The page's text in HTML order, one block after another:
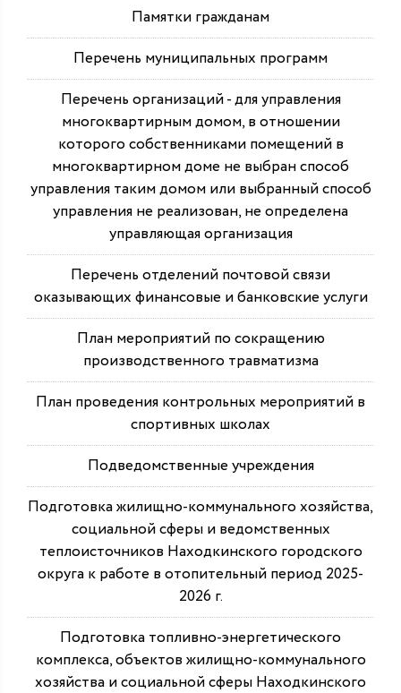
Памятки гражданам
Перечень муниципальных программ
Перечень организаций - для управления
многоквартирным домом, в отношении
которого собственниками помещений в
многоквартирном доме не выбран способ
управления таким домом или выбранный способ
управления не реализован, не определена
управляющая организация
Перечень отделений почтовой связи
оказывающих финансовые и банковские услуги
План мероприятий по сокращению
производственного травматизма
План проведения контрольных мероприятий в
спортивных школах
Подведомственные учреждения
Подготовка жилищно-коммунального хозяйства,
социальной сферы и ведомственных
теплоисточников Находкинского городского
округа к работе в отопительный период 2025-
2026 г.
Подготовка топливно-энергетического
комплекса, объектов жилищно-коммунального
хозяйства и социальной сферы Находкинского